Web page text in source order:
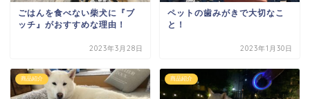
ごはんを食べない柴犬に『ブ
ッチ』がおすすめな理由！
2023年3月28日
ペットの歯みがきで大切なこ
と！
2023年1月30日
商品紹介 商品紹介